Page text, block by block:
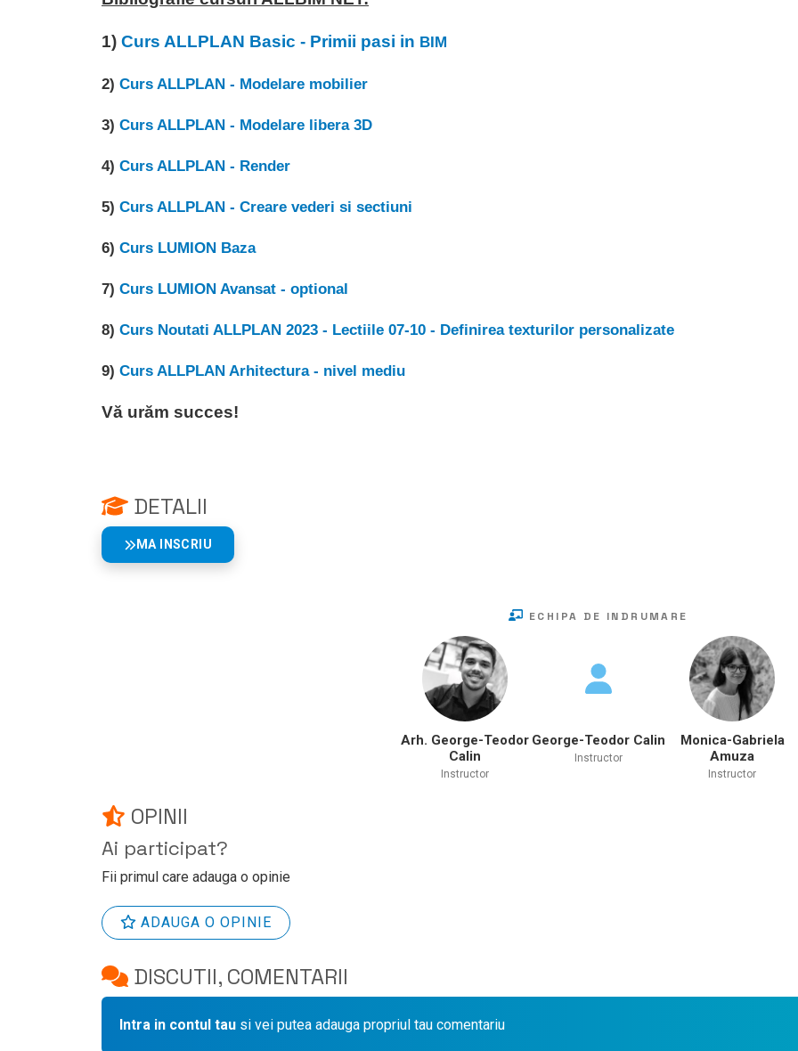
1) Curs ALLPLAN Basic - Primii pasi in BIM
2) Curs ALLPLAN - Modelare mobilier
3) Curs ALLPLAN - Modelare libera 3D
4) Curs ALLPLAN - Render
5) Curs ALLPLAN - Creare vederi si sectiuni
6) Curs LUMION Baza
7) Curs LUMION Avansat - optional
8) Curs Noutati ALLPLAN 2023 - Lectiile 07-10 - Definirea texturilor personalizate
9) Curs ALLPLAN Arhitectura - nivel mediu
Vă urăm succes!
DETALII
MA INSCRIU
ECHIPA DE INDRUMARE
Arh. George-Teodor
Calin
Instructor
George-Teodor Calin
Instructor
Monica-Gabriela
Amuza
Instructor
OPINII
Ai participat?
Fii primul care adauga o opinie
ADAUGA O OPINIE
DISCUTII, COMENTARII
Intra in contul tau si vei putea adauga propriul tau comentariu